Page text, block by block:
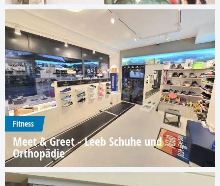
Fitness
Meet & Greet - Leeb Schuhe und
Orthopädie